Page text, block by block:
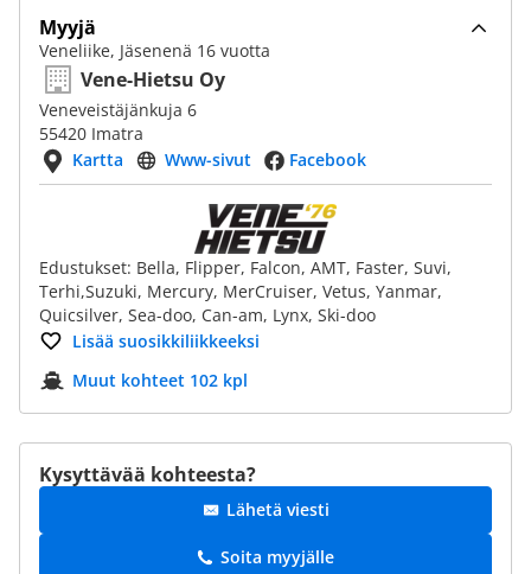
Myyjä
Veneliike, Jäsenenä 16 vuotta
Vene-Hietsu Oy
Veneveistäjänkuja 6
55420 Imatra
Kartta
Www-sivut Facebook
Edustukset: Bella, Flipper, Falcon, AMT, Faster, Suvi,
Terhi,Suzuki, Mercury, MerCruiser, Vetus, Yanmar,
Quicsilver, Sea-doo, Can-am, Lynx, Ski-doo
Lisää suosikkiliikkeeksi
Muut kohteet 102 kpl
Kysyttävää kohteesta?
Lähetä viesti
Soita myyjälle